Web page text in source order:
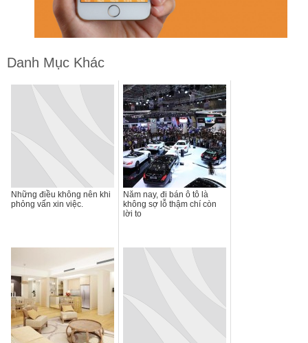
Danh Mục Khác
Những điều không nên khi
phỏng vấn xin việc.
Năm nay, đi bán ô tô là
không sợ lỗ thậm chí còn
lời to